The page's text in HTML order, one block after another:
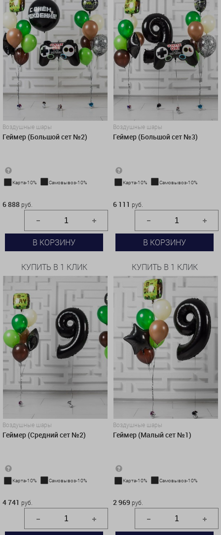
Воздушные шары
Геймер (Большой сет №2)
Карта-10% Самовывоз-10%
6 888 руб.
В КОРЗИНУ
КУПИТЬ В 1 КЛИК
Воздушные шары
Геймер (Большой сет №3)
Карта-10% Самовывоз-10%
6 111 руб.
В КОРЗИНУ
КУПИТЬ В 1 КЛИК
Воздушные шары
Геймер (Средний сет №2)
Карта-10% Самовывоз-10%
4 741 руб.
Воздушные шары
Геймер (Малый сет №1)
Карта-10% Самовывоз-10%
2 969 руб.